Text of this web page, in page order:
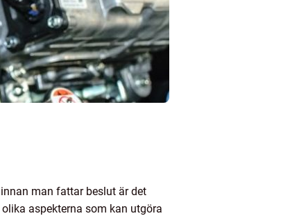
man fattar beslut är det
aspekterna som kan utgöra